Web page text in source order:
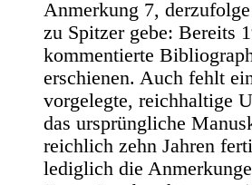
Anmerkung 7,
zu Spitzer gebe: Bereits
kommentierte
erschienen. Auch fehlt
vorgelegte, reichhaltige
das ursprüngliche
reichlich zehn Jahren
lediglich die